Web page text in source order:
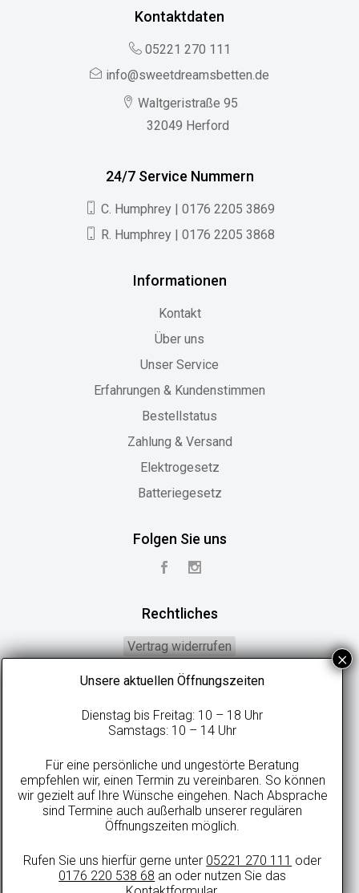
Kontaktdaten
05221 270 111
info@sweetdreamsbetten.de
Waltgeristraße 95
32049 Herford
24/7 Service Nummern
C. Humphrey | 0176 2205 3869
R. Humphrey | 0176 2205 3868
Informationen
Kontakt
Über uns
Unser Service
Erfahrungen & Kundenstimmen
Bestellstatus
Zahlung & Versand
Elektrogesetz
Batteriegesetz
Folgen Sie uns
Rechtliches
Vertrag widerrufen
Widerrufsbelehrung
Datenschutzerklärung
Impressum
Versandkosten.
© 2021 sweetdreamsbetten.de
Unsere aktuellen Öffnungszeiten
Dienstag bis Freitag: 10 – 18 Uhr
Samstags: 10 – 14 Uhr
Für eine persönliche und ungestörte Beratung
empfehlen wir, einen Termin zu vereinbaren. So können
wir gezielt auf Ihre Wünsche eingehen. Nach Absprache
sind Termine auch außerhalb unserer regulären
Öffnungszeiten möglich.
Rufen Sie uns hierfür gerne unter 05221 270 111 oder
0176 220 538 68 an oder nutzen Sie das